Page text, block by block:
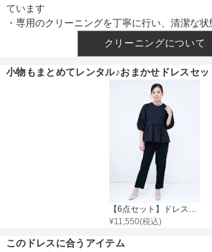
ています
・専用のクリーニングを丁寧に行い、清潔な
クリーニングについて
小物もまとめてレンタル♪おまかせドレスセッ
¥11,550(税込)
このドレスに合うアイテム